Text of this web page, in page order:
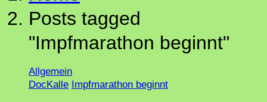
Posts tagged
"Impfmarathon beginnt"
Allgemein
DocKalle Impfmarathon beginnt